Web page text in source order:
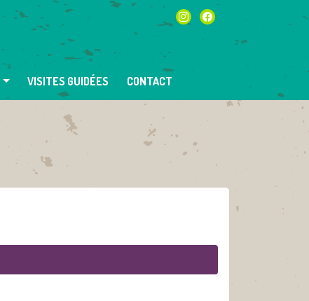
instagramfacebook
VISITES GUIDÉES CONTACT